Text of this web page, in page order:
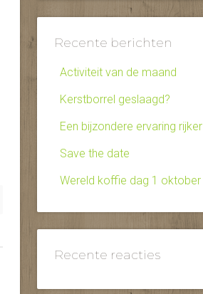
Recente berichten
Activiteit van de maand
Kerstborrel geslaagd?
Een bijzondere ervaring rijker
Save the date
Wereld koffie dag 1 oktober
Recente reacties